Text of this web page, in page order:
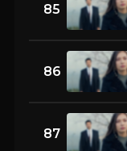
85
86
87